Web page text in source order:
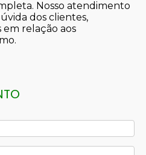
Nosso atendimento
dos clientes,
em relação aos